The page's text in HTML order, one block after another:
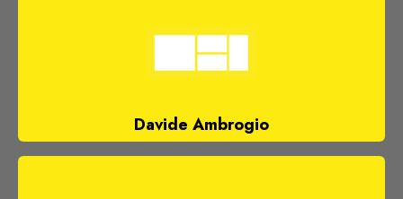
Davide Ambrogio